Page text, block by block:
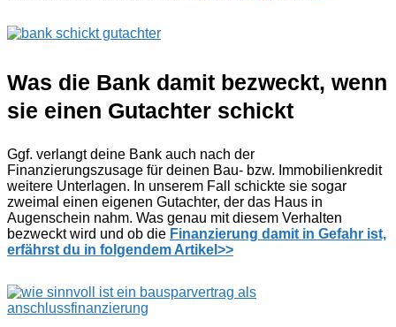
Was die Bank damit bezweckt, wenn
sie einen Gutachter schickt
Ggf. verlangt deine Bank auch nach der
Finanzierungszusage für deinen Bau- bzw. Immobilienkredit
weitere Unterlagen. In unserem Fall schickte sie sogar
zweimal einen eigenen Gutachter, der das Haus in
Augenschein nahm. Was genau mit diesem Verhalten
bezweckt wird und ob die Finanzierung damit in Gefahr ist,
erfährst du in folgendem Artikel>>